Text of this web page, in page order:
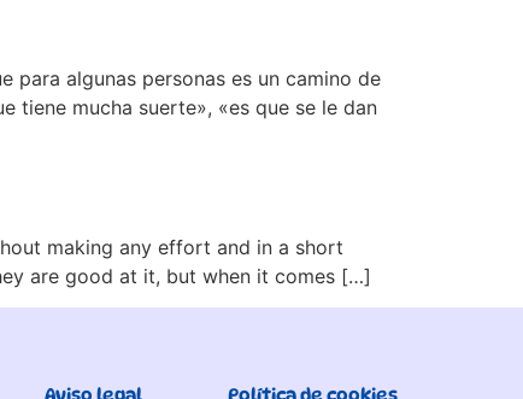
para algunas personas es un camino de
tiene mucha suerte», «es que se le dan
making any effort and in a short
are good at it, but when it comes […]